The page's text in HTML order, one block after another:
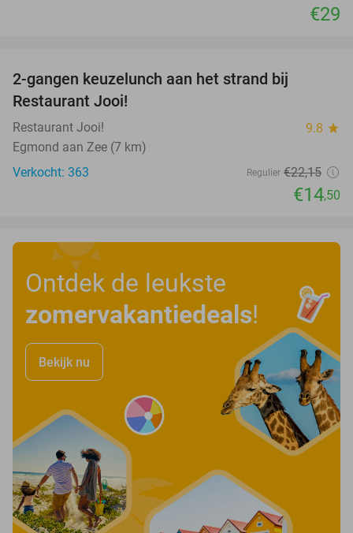
€29
2-gangen keuzelunch aan het strand bij
Restaurant Jooi!
Restaurant Jooi! 9.8 star
Egmond aan Zee (7 km)
Verkocht: 363
Regulier €22,15
€14,50
Ontdek de leukste
zomervakantiedeals!
Bekijk nu